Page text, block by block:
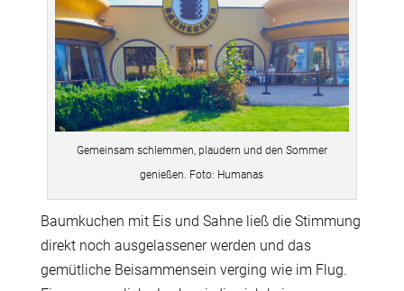
Gemeinsam schlemmen, plaudern und den Sommer
genießen. Foto: Humanas
Baumkuchen mit Eis und Sahne ließ die Stimmung
direkt noch ausgelassener werden und das
gemütliche Beisammensein verging wie im Flug.